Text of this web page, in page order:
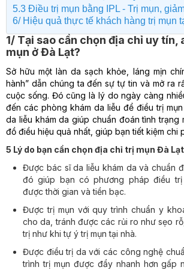
5.3 Điều trị mụn bằng IPL - Trị mụn,
6/ Hiệu quả thực tế khách hàng trị mụn
1/ Tại sao cần chọn địa chỉ uy tín,
mụn ở Đà Lạt?
Sở hữu một làn da sạch khỏe, láng mịn
hành” dẫn chúng ta đến sự tự tin và mở ra
cuộc sống. Đó cũng là lý do ngày càng
đến các phòng khám da liễu để điều trị
da liễu khám da giúp chuẩn đoán tình trạng
đồ điều hiệu quả nhất, giúp bạn tiết kiệm chi
5 Lý do bạn cần chọn địa chỉ trị mụn Đà
Được bác sĩ da liễu khám da và chuẩn
đó giúp bạn có phương pháp điều trị
được thời gian và tiền bạc.
Được trị mụn với quy trình chuẩn y
cho da, tránh được các rủi ro như sẹo
trị như khi tự ý trị mụn tại nhà.
Được điều trị da với các công nghệ
trình trị mụn được đẩy nhanh hơn gấp